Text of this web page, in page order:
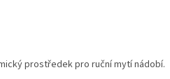
prostředek pro ruční mytí nádobí.